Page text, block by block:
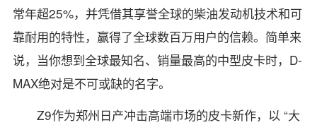
常年超25%，并凭借其享誉全球的柴油发动机技术和可
靠耐用的特性，赢得了全球数百万用户的信赖。简单来
说，当你想到全球最知名、销量最高的中型皮卡时，D-
MAX绝对是不可或缺的名字。
Z9作为郑州日产冲击高端市场的皮卡新作，以 “大